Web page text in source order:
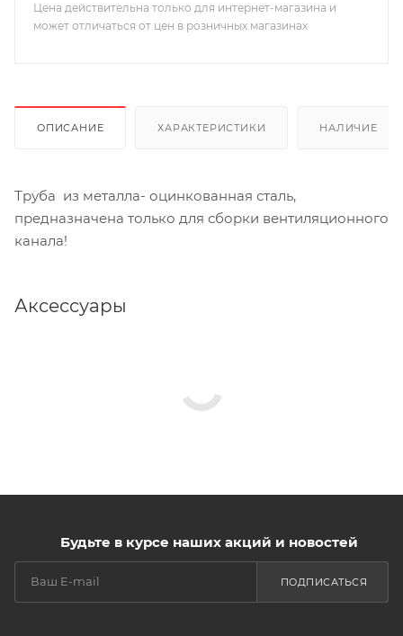
Цена действительна только для интернет-магазина и
может отличаться от цен в розничных магазинах
ОПИСАНИЕ ХАРАКТЕРИСТИКИ НАЛИЧИЕ
Труба из металла- оцинкованная сталь,
предназначена только для сборки вентиляционного
канала!
Аксессуары
Будьте в курсе наших акций и новостей
ПОДПИСАТЬСЯ